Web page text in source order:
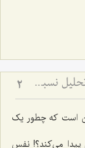
اصالت وجود و تبیین ماهیت اشیاء - تحلیل نسبت میان وجود واحد و کثرت ماهیات خارجی 2
است که چطور یک
می‌کند؟! نفس